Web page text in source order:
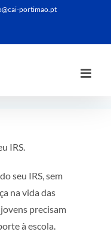
portimao.pt
IRS.
seu IRS, sem
na vida das
precisam
à escola.